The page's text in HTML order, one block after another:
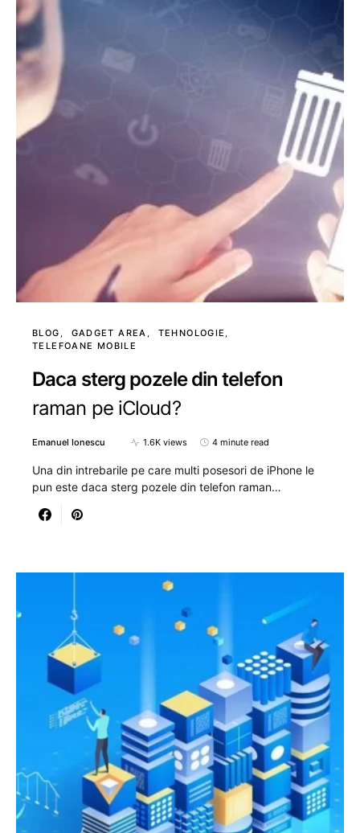
BLOG GADGET AREA
TEHNOLOGIE
TELEFOANE MOBILE
Daca sterg pozele din telefon
raman pe iCloud?
Emanuel Ionescu 1.6K views 4 minute read
Una din intrebarile pe care multi posesori de iPhone le
pun este daca sterg pozele din telefon raman…